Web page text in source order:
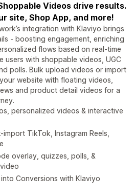
Videos drive results.
site, Shop App, and more!
integration with Klaviyo brings
- boosting engagement, enriching
flows based on real-time
users with shoppable videos, UGC
polls. Bulk upload videos or import
website with floating videos,
and product detail videos for a
personalized videos & interactive
TikTok, Instagram Reels,
overlay, quizzes, polls, &
Conversions with Klaviyo